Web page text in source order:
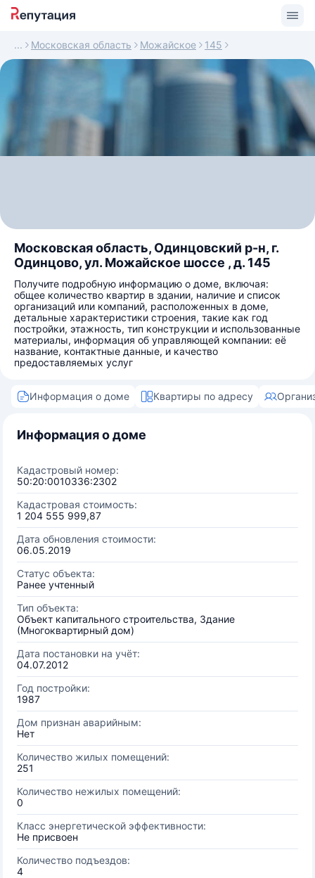
Московская область Можайское 145
Московская область, Одинцовский р-н, г.
Одинцово, ул. Можайское шоссе , д. 145
Получите подробную информацию о доме, включая:
общее количество квартир в здании, наличие и список
организаций или компаний, расположенных в доме,
детальные характеристики строения, такие как год
постройки, этажность, тип конструкции и использованные
материалы, информация об управляющей компании: её
название, контактные данные, и качество
предоставляемых услуг
Информация о доме Квартиры по адресу
Информация о доме
Кадастровый номер:
50:20:0010336:2302
Кадастровая стоимость:
1 204 555 999,87
Дата обновления стоимости:
06.05.2019
Статус объекта:
Ранее учтенный
Тип объекта:
Объект капитального строительства, Здание
(Многоквартирный дом)
Дата постановки на учёт:
04.07.2012
Год постройки:
1987
Дом признан аварийным:
Нет
Количество жилых помещений:
251
Количество нежилых помещений:
0
Класс энергетической эффективности:
Не присвоен
Количество подъездов:
4